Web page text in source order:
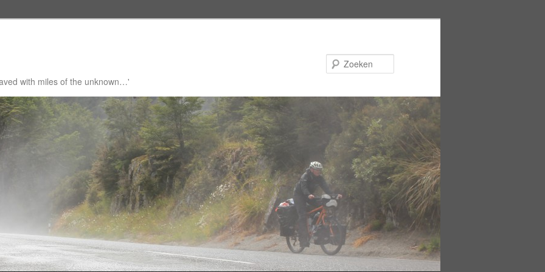
with miles of the unknown…'